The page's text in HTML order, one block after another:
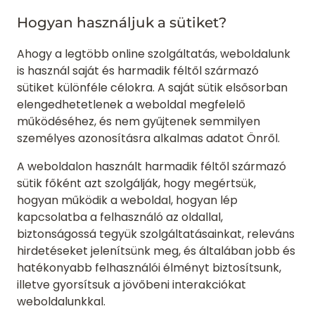
Hogyan használjuk a sütiket?
Ahogy a legtöbb online szolgáltatás, weboldalunk
is használ saját és harmadik féltől származó
sütiket különféle célokra. A saját sütik elsősorban
elengedhetetlenek a weboldal megfelelő
működéséhez, és nem gyűjtenek semmilyen
személyes azonosításra alkalmas adatot Önről.
A weboldalon használt harmadik féltől származó
sütik főként azt szolgálják, hogy megértsük,
hogyan működik a weboldal, hogyan lép
kapcsolatba a felhasználó az oldallal,
biztonságossá tegyük szolgáltatásainkat, releváns
hirdetéseket jelenítsünk meg, és általában jobb és
hatékonyabb felhasználói élményt biztosítsunk,
illetve gyorsítsuk a jövőbeni interakciókat
weboldalunkkal.